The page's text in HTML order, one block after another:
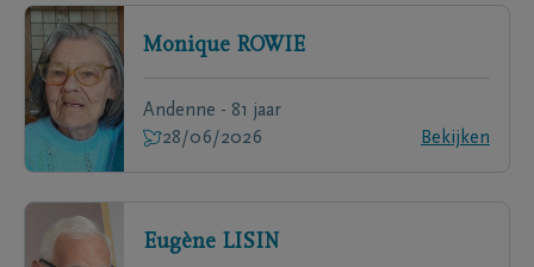
Monique ROWIE
Andenne - 81 jaar
28/06/2026
Bekijken
Eugène LISIN